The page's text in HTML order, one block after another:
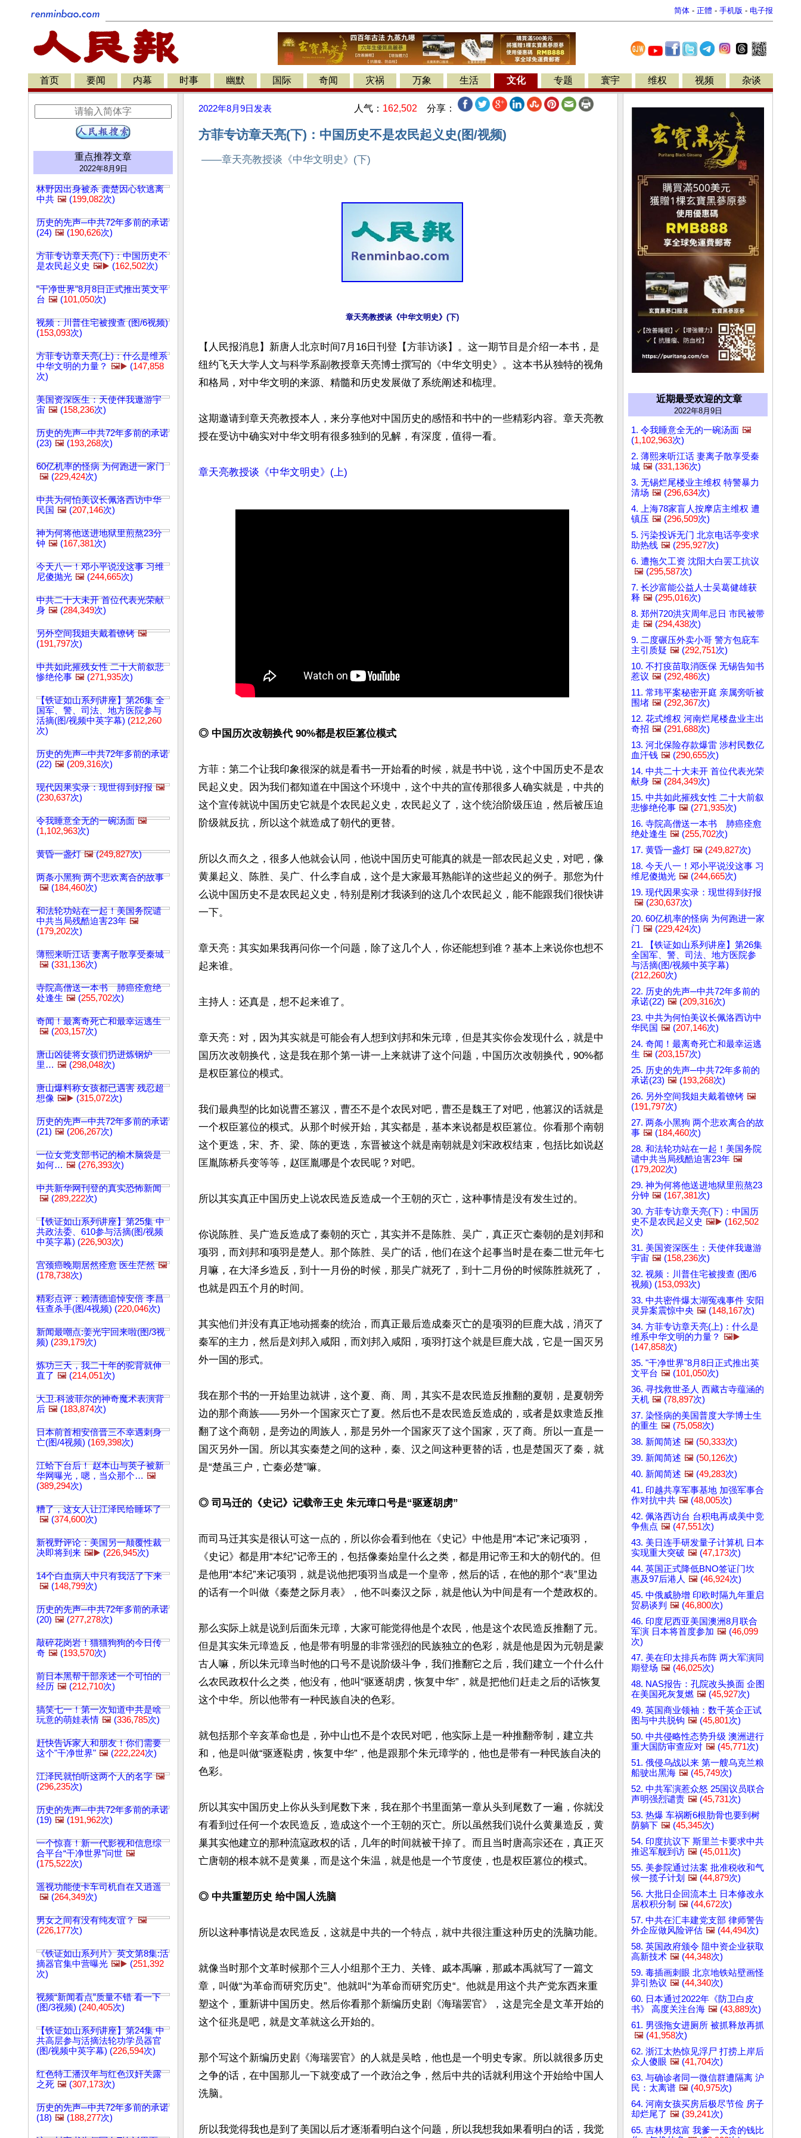
简体 - 正體 - 手机版 - 电子报
首页 要闻 内幕 时事 幽默 国际 奇闻 灾祸 万象 生活 文化 专题 寰宇 维权 视频 杂谈
重点推荐文章
2022年8月9日
林野因出身被杀 龚楚因心软逃离
中共 🖼️ (199,082次)
历史的先声─中共72年多前的承诺
(24) 🖼️ (190,626次)
方菲专访章天亮(下)：中国历史不
是农民起义史 🖼️▶️ (162,502次)
"干净世界"8月8日正式推出英文平
台 🖼️ (101,050次)
视频：川普住宅被搜查 (图/6视频)
(153,093次)
方菲专访章天亮(上)：什么是维系
中华文明的力量？ 🖼️▶️ (147,858
次)
美国资深医生：天使伴我遨游宇
宙 🖼️ (158,236次)
历史的先声─中共72年多前的承诺
(23) 🖼️ (193,268次)
60亿机率的怪病 为何跑进一家门
🖼️ (229,424次)
中共为何怕美议长佩洛西访中华
民国 🖼️ (207,146次)
神为何将他送进地狱里煎熬23分
钟 🖼️ (167,381次)
今天八一！邓小平说没这事 习维
尼傻抛光 🖼️ (244,665次)
中共二十大未开 首位代表光荣献
身 🖼️ (284,349次)
另外空间我姐夫戴着镣铐 🖼️
(191,797次)
中共如此摧残女性 二十大前叙悲
惨绝伦事 🖼️ (271,935次)
【铁证如山系列讲座】第26集 全
国军、警、司法、地方医院参与
活摘(图/视频中英字幕) (212,260
次)
历史的先声─中共72年多前的承诺
(22) 🖼️ (209,316次)
现代因果实录：现世得到好报 🖼️
(230,637次)
令我睡意全无的一碗汤面 🖼️
(1,102,963次)
黄昏一盏灯 🖼️(249,827次)
两条小黑狗 两个悲欢离合的故事
🖼️ (184,460次)
和法轮功站在一起！美国务院谴
中共当局残酷迫害23年 🖼️
(179,202次)
薄熙来听江话 妻离子散享受秦城
🖼️ (331,136次)
寺院高僧送一本书 肺癌痊愈绝
处逢生 🖼️ (255,702次)
奇闻！最离奇死亡和最幸运逃生
🖼️ (203,157次)
唐山凶徒将女孩们扔进炼钢炉
里… 🖼️ (298,048次)
唐山爆料称女孩都已遇害 残忍超
想像 🖼️▶️ (315,072次)
历史的先声─中共72年多前的承诺
(21) 🖼️ (206,267次)
一位女党支部书记的榆木脑袋是
如何… 🖼️ (276,393次)
中共新华网刊登的真实恐怖新闻
🖼️ (289,222次)
【铁证如山系列讲座】第25集 中
共政法委、610参与活摘(图/视频
中英字幕) (226,903次)
宫颈癌晚期居然痊愈 医生茫然 🖼️
(178,738次)
精彩点评：赖清德追悼安倍 李昌
钰查杀手(图/4视频) (220,046次)
新闻最嘲点:姜光宇回来啦(图/3视
频) (239,179次)
炼功三天，我二十年的驼背就伸
直了 🖼️ (214,051次)
大卫.科波菲尔的神奇魔术表演背
后 🖼️ (183,874次)
日本前首相安倍晋三不幸遇刺身
亡(图/4视频) (169,398次)
江蛤下台后！ 赵本山与英子被新
华网曝光，嗯，当众那个… 🖼️
(389,294次)
糟了，这女人让江泽民给睡坏了
🖼️ (374,600次)
新视野评论：美国另一颠覆性裁
决即将到来 🖼️▶️ (226,945次)
14个白血病人中只有我活了下来
🖼️ (148,799次)
历史的先声─中共72年多前的承诺
(20) 🖼️ (277,278次)
敲碎花岗岩！猫猫狗狗的今日传
奇 🖼️ (193,570次)
前日本黑帮干部亲述一个可怕的
经历 🖼️ (212,710次)
搞笑七一！第一次知道中共是啥
玩意的萌娃表情 🖼️ (336,785次)
赶快告诉家人和朋友！你们需要
这个"干净世界" 🖼️ (222,224次)
江泽民就怕听这两个人的名字 🖼️
(296,235次)
历史的先声─中共72年多前的承诺
(19) 🖼️ (191,962次)
一个惊喜！新一代影视和信息综
合平台“干净世界”问世 🖼️
(175,522次)
遥视功能使卡车司机自在又逍遥
🖼️ (264,349次)
男女之间有没有纯友谊？ 🖼️
(226,177次)
《铁证如山系列片》英文第8集:活
摘器官集中营曝光 🖼️▶️ (251,392
次)
视频“新闻看点”质量不错 看一下
(图/3视频) (240,405次)
【铁证如山系列讲座】第24集 中
共高层参与活摘法轮功学员器官
(图/视频中英字幕) (226,594次)
红色特工潘汉年与红色汉奸关露
之死 🖼️ (307,173次)
历史的先声─中共72年多前的承诺
(18) 🖼️ (188,277次)
2022年8月9日 发表 人气： 162,502 分享：
方菲专访章天亮(下)：中国历史不是农民起义史(图/视频)
——章天亮教授谈《中华文明史》(下)
章天亮教授谈《中华文明史》(下)
【人民报消息】新唐人北京时间7月16日刊登【方菲访谈】。这一期节目是介绍一本书，是
纽约飞天大学人文与科学系副教授章天亮博士撰写的《中华文明史》。这本书从独特的视角
和格局，对中华文明的来源、精髓和历史发展做了系统阐述和梳理。
这期邀请到章天亮教授本人，来分享他对中国历史的感悟和书中的一些精彩内容。章天亮教
授在受访中确实对中华文明有很多独到的见解，有深度，值得一看。
章天亮教授谈《中华文明史》(上)
◎ 中国历次改朝换代 90%都是权臣篡位模式
方菲：第二个让我印象很深的就是看书一开始看的时候，就是书中说，这个中国历史不是农
民起义史。因为我们都知道在中国这个环境中，这个中共的宣传那很多人确实就是，中共的
这个宣传就说中国历史它就是个农民起义史，农民起义了，这个统治阶级压迫，然后被压迫
阶级就反抗，所以这个就造成了朝代的更替。
所以久而久之，很多人他就会认同，他说中国历史可能真的就是一部农民起义史，对吧，像
黄巢起义、陈胜、吴广、什么李自成，这个是大家最耳熟能详的这些起义的例子。那您为什
么说中国历史不是农民起义史，特别是刚才我谈到的这几个农民起义，能不能跟我们很快讲
一下。
章天亮：其实如果我再问你一个问题，除了这几个人，你还能想到谁？基本上来说你也想不
起来谁。
主持人：还真是，想不起来谁了。
章天亮：对，因为其实就是可能会有人想到刘邦和朱元璋，但是其实你会发现什么，就是中
国历次改朝换代，这是我在那个第一讲一上来就讲了这个问题，中国历次改朝换代，90%都
是权臣篡位的模式。
我们最典型的比如说曹丕篡汉，曹丕不是个农民对吧，曹丕是魏王了对吧，他篡汉的话就是
一个权臣篡位的模式。从那个时候开始，其实都是，基本来说都是权臣篡位。你看那个南朝
这个更迭，宋、齐、梁、陈的更迭，东晋被这个就是南朝就是刘宋政权结束，包括比如说赵
匡胤陈桥兵变等等，赵匡胤哪是个农民呢？对吧。
所以其实真正中国历史上说农民造反造成一个王朝的灭亡，这种事情是没有发生过的。
你说陈胜、吴广造反造成了秦朝的灭亡，其实并不是陈胜、吴广，真正灭亡秦朝的是刘邦和
项羽，而刘邦和项羽是楚人。那个陈胜、吴广的话，他们在这个起事当时是在秦二世元年七
月嘛，在大泽乡造反，到十一月份的时候，那吴广就死了，到十二月份的时候陈胜就死了，
也就是四五个月的时间。
其实他们并没有真正地动摇秦的统治，而真正最后造成秦灭亡的是项羽的巨鹿大战，消灭了
秦军的主力，然后是刘邦入咸阳，而刘邦入咸阳，项羽打这个就是巨鹿大战，它是一国灭另
外一国的形式。
我在那个书的一开始里边就讲，这个夏、商、周，其实不是农民造反推翻的夏朝，是夏朝旁
边的那个商族——另外一个国家灭亡了夏。然后也不是农民造反造成的，或者是奴隶造反推
翻了这个商朝，是旁边的周族人，那是另外一个国家灭了这个国家，灭了商。所以一直是一
国灭另外一国。所以其实秦楚之间的这种，秦、汉之间这种更替的话，也是楚国灭了秦，就
是“楚虽三户，亡秦必楚”嘛。
◎ 司马迁的《史记》记载帝王史 朱元璋口号是“驱逐胡虏”
而司马迁其实是很认可这一点的，所以你会看到他在《史记》中他是用“本记”来记项羽，
《史记》都是用“本纪”记帝王的，包括像秦始皇什么之类，都是用记帝王和大的朝代的。但
是他用“本纪”来记项羽，就是说他把项羽当成是一个皇帝，然后的话，在他的那个“表”里边
的话有一个叫做《秦楚之际月表》，他不叫秦汉之际，就是他认为中间是有一个楚政权的。
那么实际上就是说到后面朱元璋，大家可能觉得他是个农民，他是这个农民造反推翻了元。
但是其实朱元璋造反，他是带有明显的非常强烈的民族独立的色彩，就是他是因为元朝是蒙
古人嘛，所以朱元璋当时他的口号不是说阶级斗争，我们推翻它之后，我们建立一个什么什
么农民政权什么之类，他没有，他叫“驱逐胡虏，恢复中华”，就是把他们赶走之后的话恢复
这个中华。所以他带有一种民族自决的色彩。
就包括那个辛亥革命也是，孙中山也不是个农民对吧，他实际上是一种推翻帝制，建立共
和，他是叫做“驱逐鞑虏，恢复中华”，他是跟那个朱元璋学的，他也是带有一种民族自决的
色彩。
所以其实中国历史上你从头到尾数下来，我在那个书里面第一章从头到尾数了一遍，你就没
有看到过任何一个农民造反，造成这个一个王朝的灭亡。所以虽然我们说什么黄巢造反，黄
巢其实他建立的那种流寇政权的话，几年的时间就被干掉了。而且当时唐高宗还在，真正灭
亡唐朝的根本就不是黄巢，而是这个朱温，就是他是一个节度使，也是权臣篡位的模式。
◎ 中共重塑历史 给中国人洗脑
所以这种事情说是农民造反，这就是中共的一个特点，就中共很注重这种历史的洗脑功能。
就像当时那个文革时候那个三人小组那个王力、关锋、戚本禹嘛，那戚本禹就写了一篇文
章，叫做“为革命而研究历史”。他就叫“为革命而研究历史“。他就是用这个共产党东西来重
塑这个，重新讲中国历史。然后你看那个新编历史剧《海瑞罢官》，这是完全是文革开始的
这个征兆是吧，就是文革就这么开始的。
那个写这个新编历史剧《海瑞罢官》的人就是吴晗，他也是一个明史专家。所以就很多历史
之争的话，在中国那儿一下就变成了一个政治之争，然后中共的话就利用这个开始给中国人
洗脑。
所以我觉得我也是到了美国以后才逐渐看明白这个问题，所以我想我如果看明白的话，我觉
近期最受欢迎的文章
2022年8月9日
1. 令我睡意全无的一碗汤面 🖼️
(1,102,963次)
2. 薄熙来听江话 妻离子散享受秦
城 🖼️ (331,136次)
3. 无锡烂尾楼业主维权 特警暴力
清场 🖼️ (296,634次)
4. 上海78家盲人按摩店主维权 遭
镇压 🖼️ (296,509次)
5. 污染投诉无门 北京电话亭变求
助热线 🖼️ (295,927次)
6. 遭拖欠工资 沈阳大白罢工抗议
🖼️ (295,587次)
7. 长沙富能公益人士吴葛健雄获
释 🖼️ (295,016次)
8. 郑州720洪灾周年忌日 市民被带
走 🖼️ (294,438次)
9. 二度碾压外卖小哥 警方包庇车
主引质疑 🖼️ (292,751次)
10. 不打疫苗取消医保 无锡告知书
惹议 🖼️ (292,486次)
11. 常玮平案秘密开庭 亲属旁听被
围堵 🖼️ (292,367次)
12. 花式维权 河南烂尾楼盘业主出
奇招 🖼️ (291,688次)
13. 河北保险存款爆雷 涉村民数亿
血汗钱 🖼️ (290,655次)
14. 中共二十大未开 首位代表光荣
献身 🖼️ (284,349次)
15. 中共如此摧残女性 二十大前叙
悲惨绝伦事 🖼️ (271,935次)
16. 寺院高僧送一本书 肺癌痊愈
绝处逢生 🖼️ (255,702次)
17. 黄昏一盏灯 🖼️ (249,827次)
18. 今天八一！邓小平说没这事 习
维尼傻抛光 🖼️ (244,665次)
19. 现代因果实录：现世得到好报
🖼️ (230,637次)
20. 60亿机率的怪病 为何跑进一家
门 🖼️ (229,424次)
21. 【铁证如山系列讲座】第26集
全国军、警、司法、地方医院参
与活摘(图/视频中英字幕)
(212,260次)
22. 历史的先声─中共72年多前的
承诺(22) 🖼️ (209,316次)
23. 中共为何怕美议长佩洛西访中
华民国 🖼️ (207,146次)
24. 奇闻！最离奇死亡和最幸运逃
生 🖼️ (203,157次)
25. 历史的先声─中共72年多前的
承诺(23) 🖼️ (193,268次)
26. 另外空间我姐夫戴着镣铐 🖼️
(191,797次)
27. 两条小黑狗 两个悲欢离合的故
事 🖼️ (184,460次)
28. 和法轮功站在一起！美国务院
谴中共当局残酷迫害23年 🖼️
(179,202次)
29. 神为何将他送进地狱里煎熬23
分钟 🖼️ (167,381次)
30. 方菲专访章天亮(下)：中国历
史不是农民起义史 🖼️▶️ (162,502
次)
31. 美国资深医生：天使伴我遨游
宇宙 🖼️ (158,236次)
32. 视频：川普住宅被搜查 (图/6
视频) (153,093次)
33. 中共密件爆太湖冤魂事件 安阳
灵异案震惊中央 🖼️ (148,167次)
34. 方菲专访章天亮(上)：什么是
维系中华文明的力量？ 🖼️▶️
(147,858次)
35. "干净世界"8月8日正式推出英
文平台 🖼️ (101,050次)
36. 寻找救世圣人 西藏古寺蕴涵的
天机 🖼️ (78,897次)
37. 染怪病的美国普度大学博士生
的重生 🖼️ (75,058次)
38. 新闻简述 🖼️ (50,333次)
39. 新闻简述 🖼️ (50,126次)
40. 新闻简述 🖼️ (49,283次)
41. 印越共享军事基地 加强军事合
作对抗中共 🖼️ (48,005次)
42. 佩洛西访台 台积电再成美中竞
争焦点 🖼️ (47,551次)
43. 美日连手研发量子计算机 日本
实现重大突破 🖼️ (47,173次)
44. 英国正式降低BNO签证门坎
惠及97后港人 🖼️ (46,924次)
45. 中俄威胁增 印欧时隔九年重启
贸易谈判 🖼️ (46,800次)
46. 印度尼西亚美国澳洲8月联合
军演 日本将首度参加 🖼️ (46,099
次)
47. 美在印太排兵布阵 两大军演同
期登场 🖼️ (46,025次)
48. NAS报告：孔院改头换面 企图
在美国死灰复燃 🖼️ (45,927次)
49. 英国商业领袖：数千英企正试
图与中共脱钩 🖼️ (45,801次)
50. 中共侵略性态势升级 澳洲进行
重大国防审查应对 🖼️ (45,771次)
51. 俄侵乌战以来 第一艘乌克兰粮
船驶出黑海 🖼️ (45,749次)
52. 中共军演惹众怒 25国议员联合
声明强烈谴责 🖼️ (45,731次)
53. 热爆 车祸断6根肋骨也要到树
荫躺下 🖼️ (45,345次)
54. 印度抗议下 斯里兰卡要求中共
推迟军舰到访 🖼️ (45,011次)
55. 美参院通过法案 批准税收和气
候一揽子计划 🖼️ (44,879次)
56. 大批日企回流本土 日本修改永
居权积分制 🖼️ (44,672次)
57. 中共在汇丰建党支部 律师警告
外企应做风险评估 🖼️ (44,494次)
58. 英国政府颁令 阻中资企业获取
高新技术 🖼️ (44,348次)
59. 毒插画刺眼 北京地铁站壁画怪
异引热议 🖼️ (44,340次)
60. 日本通过2022年《防卫白皮
书》 高度关注台海 🖼️ (43,889次)
61. 男强拖女进厕所 被抓释放再抓
🖼️ (41,958次)
62. 浙江太热惊见浮尸 打捞上岸后
众人傻眼 🖼️ (41,704次)
63. 与确诊者同一微信群遭隔离 沪
民：太离谱 🖼️ (40,975次)
64. 河南女孩买房后极尽节俭 房子
却烂尾了 🖼️ (39,241次)
65. 吉林男炫富 我爹一天贪的钱比